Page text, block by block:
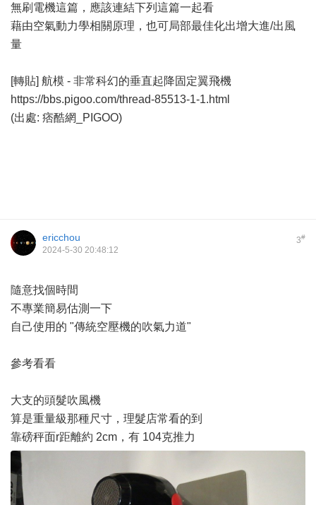
無刷電機這篇，應該連結下列這篇一起看
藉由空氣動力學相關原理，也可局部最佳化出增大進/出風
量
[轉貼] 航模 - 非常科幻的垂直起降固定翼飛機
https://bbs.pigoo.com/thread-85513-1-1.html
(出處: 痞酷網_PIGOO)
3#
ericchou
2024-5-30 20:48:12
隨意找個時間
不專業簡易估測一下
自己使用的 "傳統空壓機的吹氣力道"
參考看看
大支的頭髮吹風機
算是重量級那種尺寸，理髮店常看的到
靠磅秤面r距離約 2cm，有 104克推力